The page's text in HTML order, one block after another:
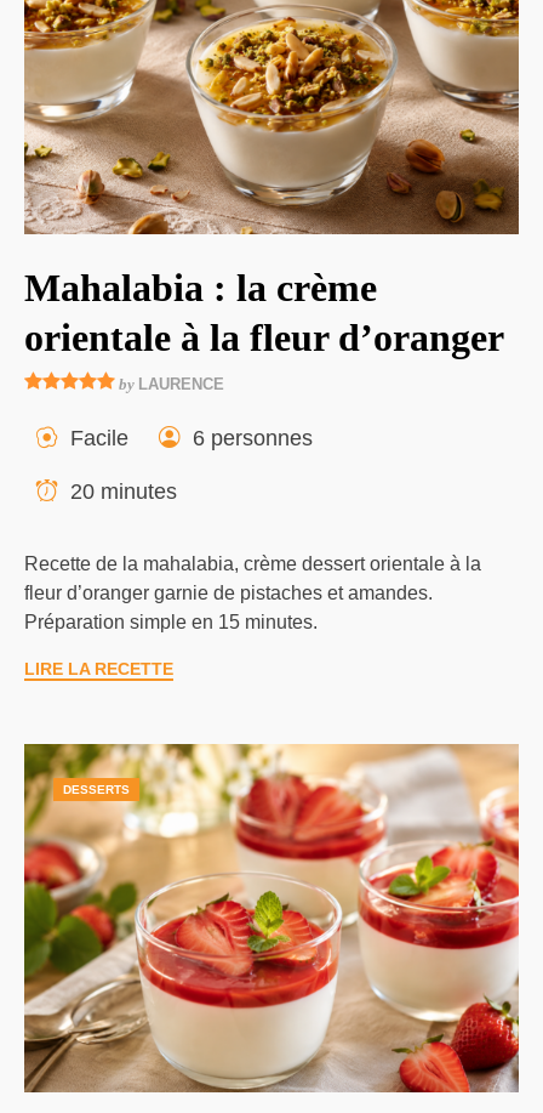
Mahalabia : la crème
orientale à la fleur d’oranger
by LAURENCE
Facile 6 personnes
20 minutes
Recette de la mahalabia, crème dessert orientale à la
fleur d’oranger garnie de pistaches et amandes.
Préparation simple en 15 minutes.
LIRE LA RECETTE
DESSERTS